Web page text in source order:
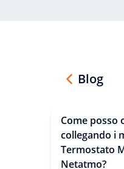
Blog
Come posso
collegando i
Termostato
Netatmo?